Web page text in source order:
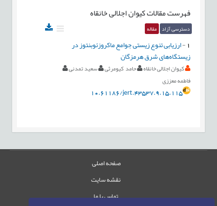
فهرست مقالاتکیوان اجلالی خانقاه
دسترسی آزاد مقاله
-ارزیابی تنوع زیستی جوامع ماکروزئوبنتوز در
زیستگاه‌های شرق هرمزگان
کیوان اجلالی خانقاه حامد کیومرثی سعید تمدنی
فاطمه معززی
10.61186/jert.43537.9.15.115
صفحه اصلی
نقشه سایت
تماس با ما